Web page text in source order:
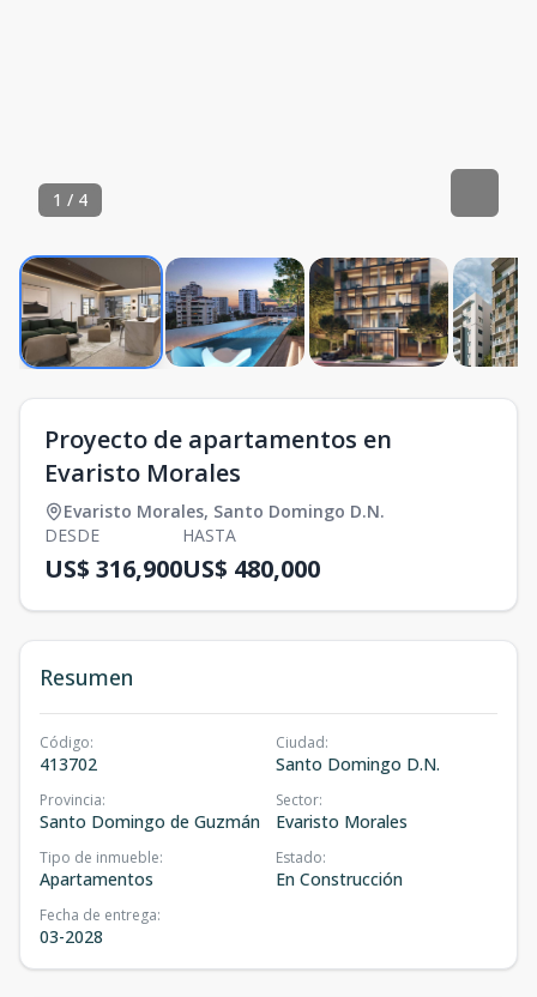
1 / 4
Proyecto de apartamentos en
Evaristo Morales
Evaristo Morales, Santo Domingo D.N.
DESDE
US$ 316,900
HASTA
US$ 480,000
Resumen
Código:
413702
Ciudad:
Santo Domingo D.N.
Provincia:
Santo Domingo de Guzmán
Sector:
Evaristo Morales
Tipo de inmueble:
Apartamentos
Estado:
En Construcción
Fecha de entrega:
03-2028